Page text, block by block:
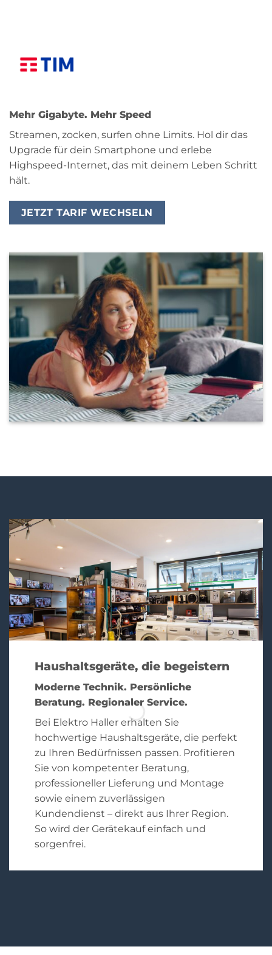
Mehr Gigabyte. Mehr Speed
Streamen, zocken, surfen ohne Limits. Hol dir das
Upgrade für dein Smartphone und erlebe
Highspeed-Internet, das mit deinem Leben Schritt
hält.
JETZT TARIF WECHSELN
Haushaltsgeräte, die begeistern
Moderne Technik. Persönliche
Beratung. Regionaler Service.
Bei Elektro Haller erhalten Sie
hochwertige Haushaltsgeräte, die perfekt
zu Ihren Bedürfnissen passen. Profitieren
Sie von kompetenter Beratung,
professioneller Lieferung und Montage
sowie einem zuverlässigen
Kundendienst – direkt aus Ihrer Region.
So wird der Gerätekauf einfach und
sorgenfrei.